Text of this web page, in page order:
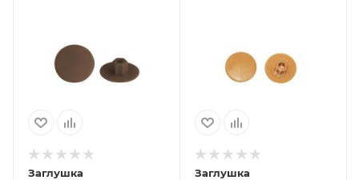
Заглушка
Заглушка